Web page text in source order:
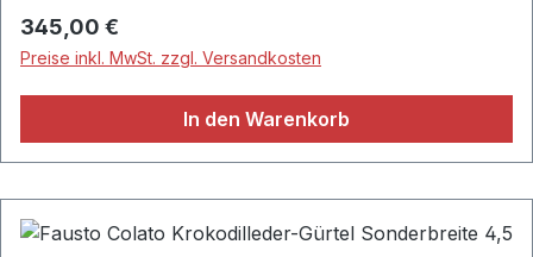
gleichfarbigen Schuhen setzt das ansprechende
Accessoire edle Akzente. • Fausto Colato•
Businessgürtel aus weichem Krokodilleder• Breite: ca.
4,0 cm• Geschwungene Gürtelschließe aus
hochwertigem Metall• Gürtelschlaufe aus
strapazierfähigem Krokodilleder• Handgefertigt•
Regulärer Preis:
345,00 €
Preise inkl. MwSt. zzgl. Versandkosten
In den Warenkorb